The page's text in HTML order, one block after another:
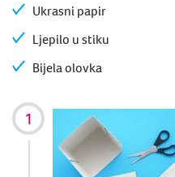
Ukrasni papir
Ljepilo u stiku
Bijela olovka